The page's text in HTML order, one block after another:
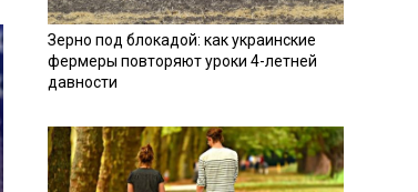
Зерно под блокадой: как украинские
фермеры повторяют уроки 4-летней
давности